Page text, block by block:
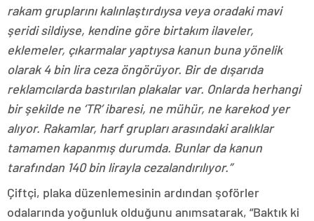
rakam gruplarını kalınlaştırdıysa veya oradaki mavi
şeridi sildiyse, kendine göre birtakım ilaveler,
eklemeler, çıkarmalar yaptıysa kanun buna yönelik
olarak 4 bin lira ceza öngörüyor. Bir de dışarıda
reklamcılarda bastırılan plakalar var. Onlarda herhangi
bir şekilde ne ‘TR’ ibaresi, ne mühür, ne karekod yer
alıyor. Rakamlar, harf grupları arasındaki aralıklar
tamamen kapanmış durumda. Bunlar da kanun
tarafından 140 bin lirayla cezalandırılıyor.”
Çiftçi, plaka düzenlemesinin ardından şoförler
odalarında yoğunluk olduğunu anımsatarak, “Baktık ki